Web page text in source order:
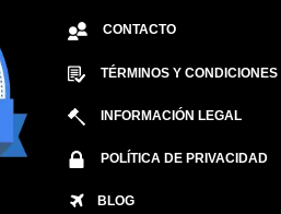
CONTACTO
TÉRMINOS Y CONDICIONES
INFORMACIÓN LEGAL
POLÍTICA DE PRIVACIDAD
BLOG